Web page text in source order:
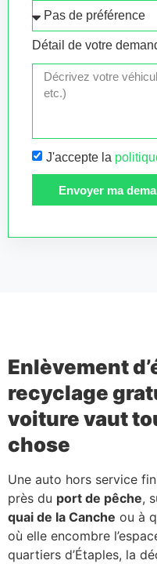
Détail de votre
J'accepte la
Envoyer ma
Enlèvement
recyclage
voiture vaut
chose
Une auto hors service
près du port de pêche,
quai de la Canche ou à
où elle encombre
quartiers d’Étaples, la